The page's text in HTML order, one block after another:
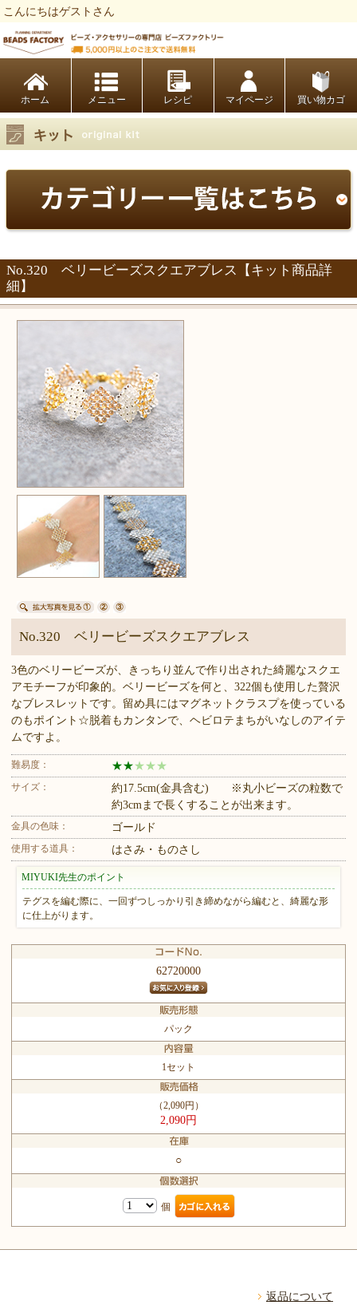
こんにちはゲストさん
ホーム レシピ マイページ 買い物カゴ
No.320 ベリービーズスクエアブレス【キット商品詳
細】
No.320 ベリービーズスクエアブレス
3色のベリービーズが、きっちり並んで作り出された綺麗なスクエ
アモチーフが印象的。ベリービーズを何と、322個も使用した贅沢
なブレスレットです。留め具にはマグネットクラスプを使っている
のもポイント☆脱着もカンタンで、ヘビロテまちがいなしのアイテ
ムですよ。
難易度： ★★ ★ ★ ★
サイズ：
約17.5cm(金具含む) ※丸小ビーズの粒数で
約3cmまで長くすることが出来ます。
金具の色味： ゴールド
使用する道具： はさみ・ものさし
MIYUKI先生のポイント
テグスを編む際に、一回ずつしっかり引き締めながら編むと、綺麗な形
に仕上がります。
62720000
パック
1セット
（2,090円）
2,090円
○
個
返品について